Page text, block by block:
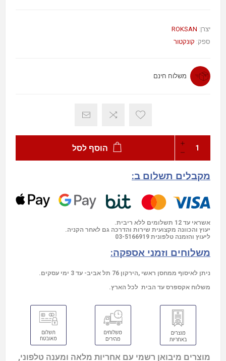
יצרן: ROKSAN
ספק: קונקטור
משלוח חינם
הוסף לסל
מקבלים תשלום ב:
אשראי עד 12 תשלומים ללא ריבית.
יעוץ והכוונה מקצועית שירות והדרכה גם לאחר הקניה.
ליעוץ והזמנה טלפונית 03-5166919
משלוחים וזמני אספקה:
ניתן לאיסוף ממחסן ראשי ,הירקון 76 תל אביב- עד 3 ימי עסקים.
משלוח אקספרס עד הבית לכל הארץ.
מוצרים מיבואן רשמי עם אחריות מלאה ומענה טלפוני,